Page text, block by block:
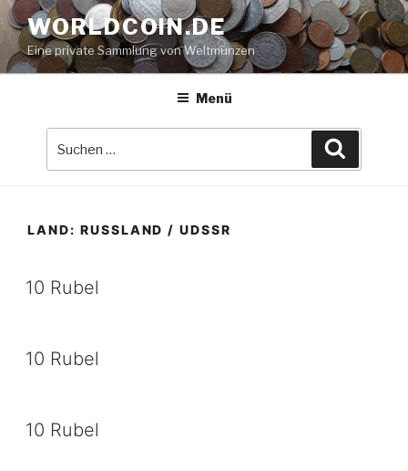
Zum
Inhalt
springen
WORLDCOIN.DE
Eine private Sammlung von Weltmünzen
Menü
LAND: RUSSLAND / UDSSR
10 Rubel
10 Rubel
10 Rubel